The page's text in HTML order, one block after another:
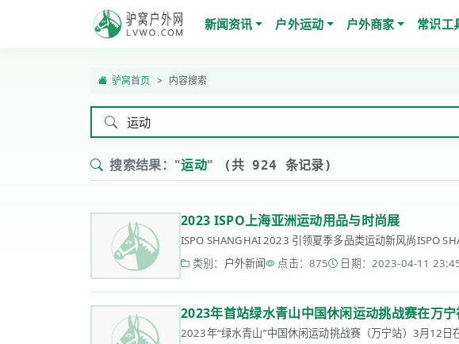
新闻资讯 户外运动 户外商家 常识工
驴窝首页 内容搜索
搜索结果："运动" (共 924 条记录)
2023 ISPO上海亚洲运动用品与时尚展
ISPO SHANGHAI 2023 引领夏季多品类运动新风尚ISPO
类别： 户外新闻 点击：875 日期：2023-04-11
2023年首站绿水青山中国休闲运动挑战赛在万
2023年“绿水青山”中国休闲运动挑战赛（万宁站）3月12